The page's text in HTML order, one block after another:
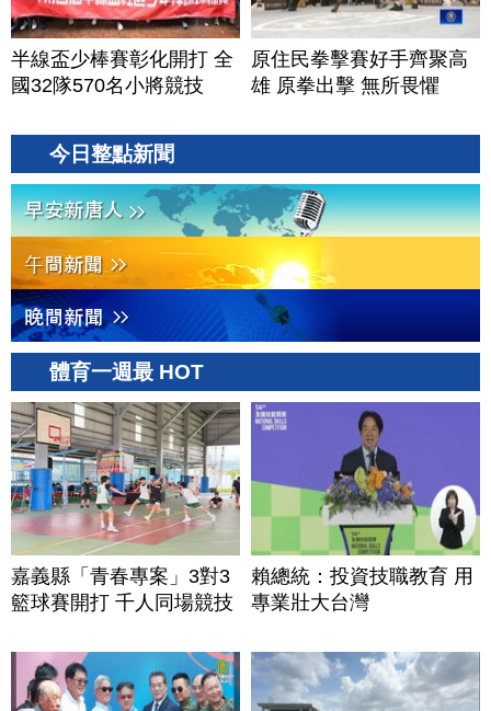
半線盃少棒賽彰化開打 全
國32隊570名小將競技
原住民拳擊賽好手齊聚高
雄 原拳出擊 無所畏懼
今日整點新聞
體育一週最 HOT
嘉義縣「青春專案」3對3
籃球賽開打 千人同場競技
賴總統：投資技職教育 用
專業壯大台灣